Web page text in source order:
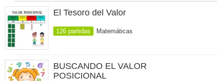
El Tesoro del Valor
126 partidas Matemáticas
BUSCANDO EL VALOR
POSICIONAL